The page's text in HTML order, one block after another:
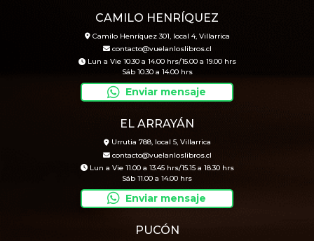
CAMILO HENRÍQUEZ
Camilo Henríquez 301, local 4, Villarrica
contacto@vuelanloslibros.cl
Lun a Vie 10.30 a 14.00 hrs/15.00 a 19.00 hrs
Sáb 10.30 a 14.00 hrs
Enviar mensaje
EL ARRAYÁN
Urrutia 788, local 5, Villarrica
contacto@vuelanloslibros.cl
Lun a Vie 11.00 a 13.45 hrs/15.15 a 18.30 hrs
Sáb 11.00 a 14.00 hrs
Enviar mensaje
PUCÓN